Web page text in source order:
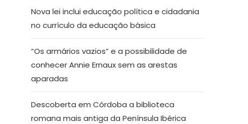
Nova lei inclui educação política e cidadania
no currículo da educação básica
“Os armários vazios” e a possibilidade de
conhecer Annie Ernaux sem as arestas
aparadas
Descoberta em Córdoba a biblioteca
romana mais antiga da Península Ibérica